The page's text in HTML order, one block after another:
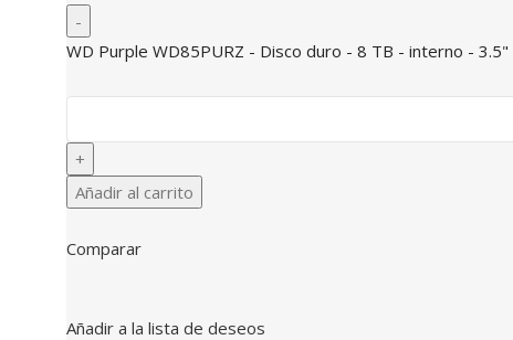
WD Purple WD85PURZ - Disco duro - 8 TB - interno -
Añadir al carrito
Comparar
Añadir a la lista de deseos